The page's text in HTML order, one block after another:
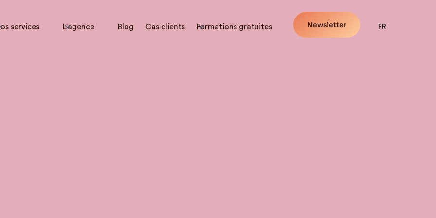
services L'agence Blog Cas clients Formations gratuites Newsletter FR